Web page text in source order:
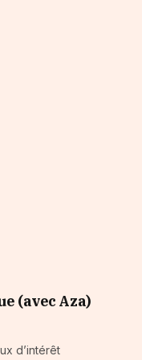
(avec Aza)
d’intérêt